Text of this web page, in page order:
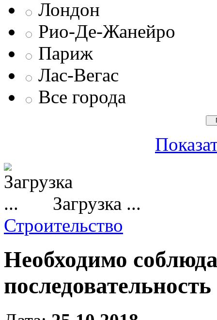
Лондон
Рио-Де-Жанейро
Париж
Лас-Вегас
Все города
Загрузка ...
Строительство
Необходимо